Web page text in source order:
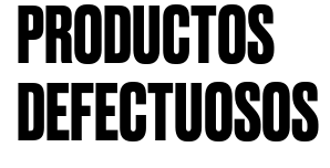
PRODUCTOS
DEFECTUOSOS